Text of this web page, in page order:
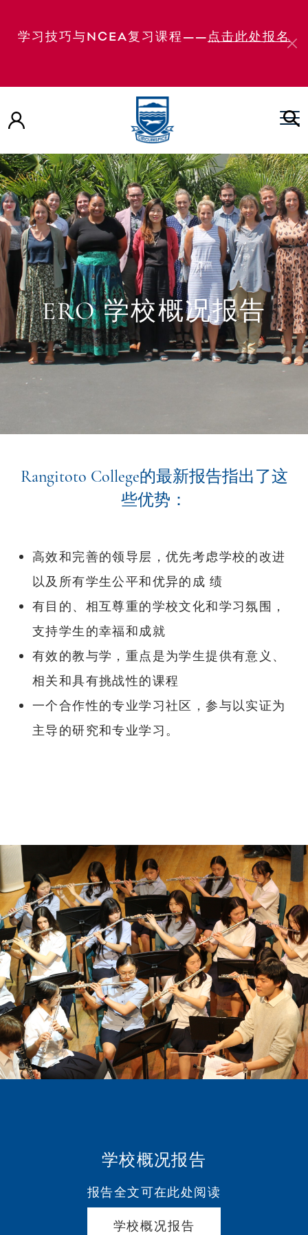
学习技巧与NCEA复习课程——点击此处报名
ERO 学校概况报告
Rangitoto College的最新报告指出了这
些优势：
高效和完善的领导层，优先考虑学校的改进
以及所有学生公平和优异的成 绩
有目的、相互尊重的学校文化和学习氛围，
支持学生的幸福和成就
有效的教与学，重点是为学生提供有意义、
相关和具有挑战性的课程
一个合作性的专业学习社区，参与以实证为
主导的研究和专业学习。
学校概况报告
报告全文可在此处阅读
学校概况报告